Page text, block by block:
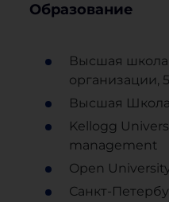
Образование
Высшая школа
организации,
Высшая
Kellogg
management
Open
Санкт-